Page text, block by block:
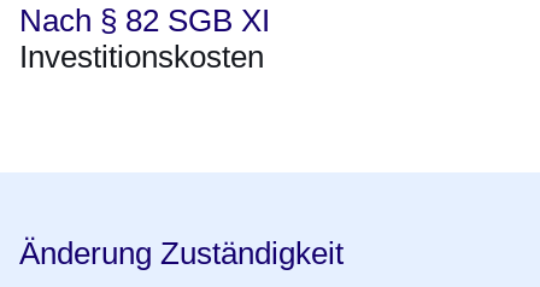
Nach § 82 SGB XI
Investitionskosten
Änderung Zuständigkeit